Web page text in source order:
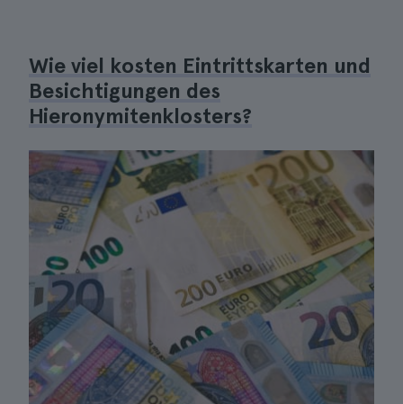
Wie viel kosten Eintrittskarten und
Besichtigungen des
Hieronymitenklosters?